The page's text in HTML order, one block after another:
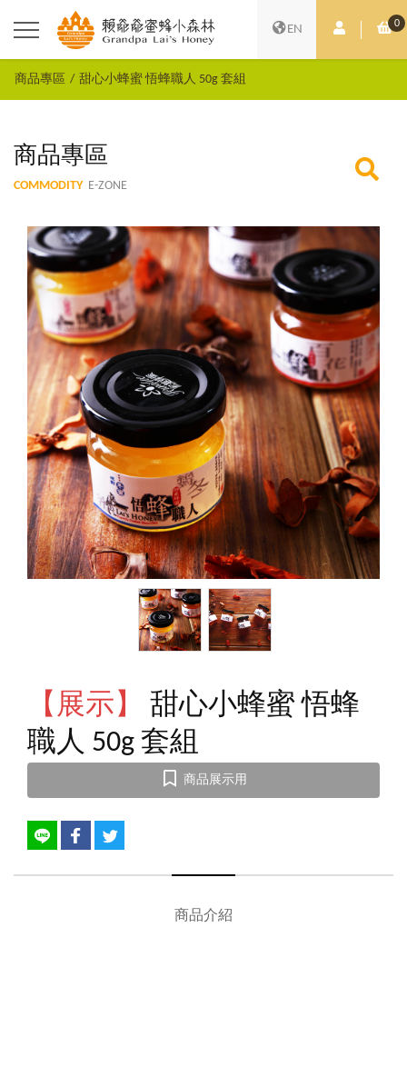
EN 會員中心0
購
商品專區 甜心小蜂蜜 悟蜂職人 50g 套組
商品專區
COMMODITY E-ZONE
【展示】
甜心小蜂蜜 悟蜂
職人 50g 套組
商品展示用
商品介紹